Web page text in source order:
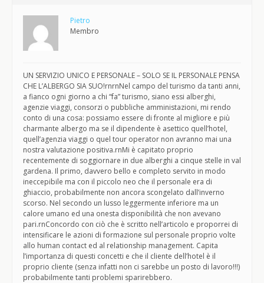
Pietro
Membro
UN SERVIZIO UNICO E PERSONALE – SOLO SE IL PERSONALE PENSA
CHE L’ALBERGO SIA SUO!rnrnNel campo del turismo da tanti anni,
a fianco ogni giorno a chi “fa” turismo, siano essi alberghi,
agenzie viaggi, consorzi o pubbliche amministazioni, mi rendo
conto di una cosa: possiamo essere di fronte al migliore e più
charmante albergo ma se il dipendente è asettico quell’hotel,
quell’agenzia viaggi o quel tour operator non avranno mai una
nostra valutazione positiva.rnMi è capitato proprio
recentemente di soggiornare in due alberghi a cinque stelle in val
gardena. Il primo, davvero bello e completo servito in modo
ineccepibile ma con il piccolo neo che il personale era di
ghiaccio, probabilmente non ancora scongelato dall’inverno
scorso. Nel secondo un lusso leggermente inferiore ma un
calore umano ed una onesta disponibilità che non avevano
pari.rnConcordo con ciò che è scritto nell’articolo e proporrei di
intensificare le azioni di formazione sul personale proprio volte
allo human contact ed al relationship management. Capita
l’importanza di questi concetti e che il cliente dell’hotel è il
proprio cliente (senza infatti non ci sarebbe un posto di lavoro!!!)
probabilmente tanti problemi sparirebbero.